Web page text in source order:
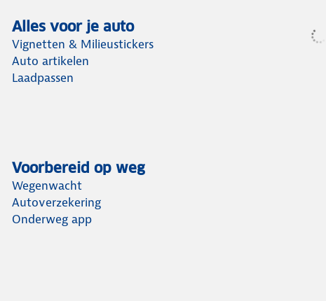
Alles voor je auto
Vignetten & Milieustickers
Auto artikelen
Laadpassen
Voorbereid op weg
Wegenwacht
Autoverzekering
Onderweg app